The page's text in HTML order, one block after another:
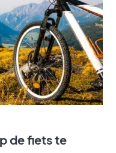
de fiets te